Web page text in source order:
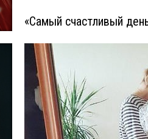
«Самый счастливый